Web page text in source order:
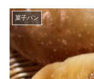
菓子パン